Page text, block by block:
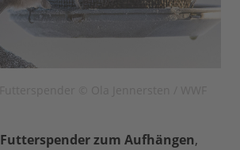
Futterspender zum Aufhängen,